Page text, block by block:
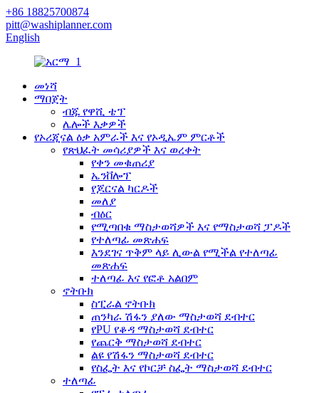
+86 18825700874
pitt@washiplanner.com
English
መነሻ
ማበጀት
ብጁ የዋሺ ቴፕ
ሌሎች እቃዎች
የኦሪጂናል ዕቃ አምራች እና የኦዲኤም ምርቶች
የጽህፈት መሳሪያዎች እና ወረቀት
የቀን መቁጠሪያ
ኤንቨሎፕ
የጆርናል ካርዶች
መለያ
ብዕር
የሚጣበቁ ማስታወሻዎች እና የማስታወሻ ፓዶች
የተለጣፊ መጽሐፍ
እንደገና ጥቅም ላይ ሊውል የሚችል የተለጣፊ
መጽሐፍ
ተለጣፊ እና የፎቶ አልበም
ኖትቡክ
ስፒራል ኖትቡክ
ጠንካራ ሽፋን ያለው ማስታወሻ ደብተር
የPU የቆዳ ማስታወሻ ደብተር
የጨርቅ ማስታወሻ ደብተር
ልዩ የሽፋን ማስታወሻ ደብተር
የስፌት እና የኮርቻ ስፌት ማስታወሻ ደብተር
ተለጣፊ